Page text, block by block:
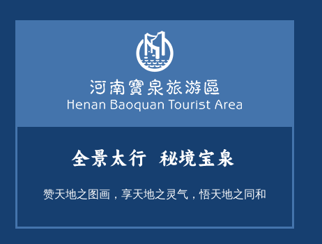
赞天地之图画，享天地之灵气，悟天地之同和